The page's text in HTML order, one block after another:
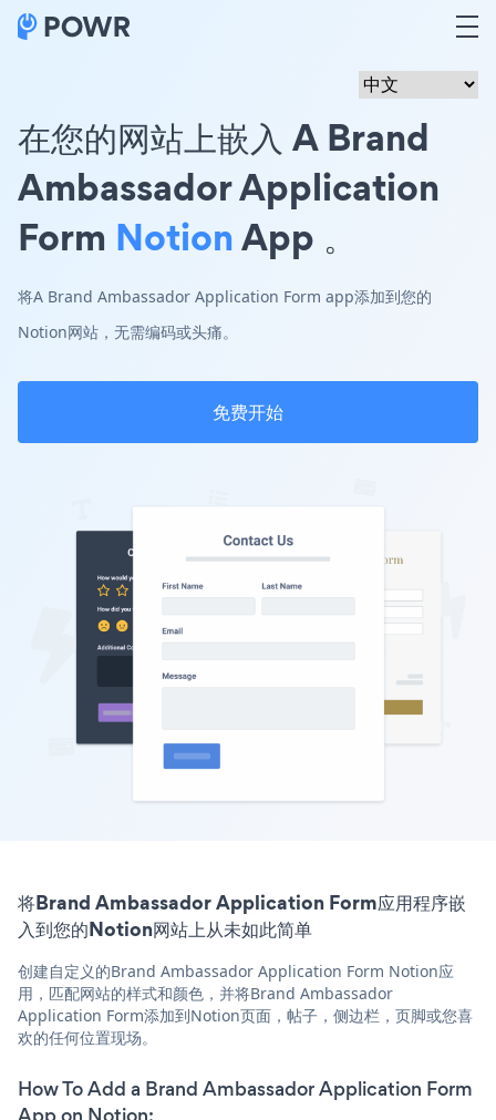
在您的网站上嵌入 A Brand
Ambassador Application
Form NotionApp 。
将A Brand Ambassador Application Form app添加到您的
Notion网站，无需编码或头痛。
免费开始
将Brand Ambassador Application Form应用程序嵌
入到您的Notion网站上从未如此简单
创建自定义的Brand Ambassador Application Form Notion应
用，匹配网站的样式和颜色，并将Brand Ambassador
Application Form添加到Notion页面，帖子，侧边栏，页脚或您喜
欢的任何位置现场。
How To Add a Brand Ambassador Application Form